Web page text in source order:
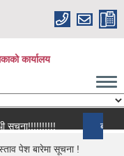
कार्यालय
बाँकी समाचार
पेश बारेमा सूचना !